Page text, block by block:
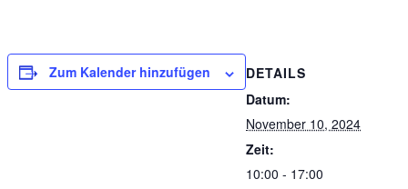
Zum Kalender hinzufügen
DETAILS
Datum:
November 10, 2024
Zeit:
10:00 - 17:00